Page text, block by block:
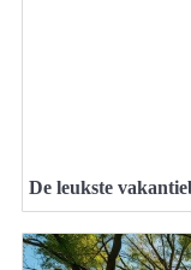
De leukste